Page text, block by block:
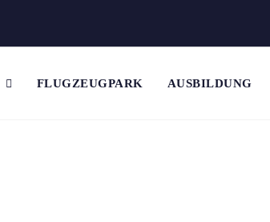
FLUGZEUGPARK AUSBILDUNG